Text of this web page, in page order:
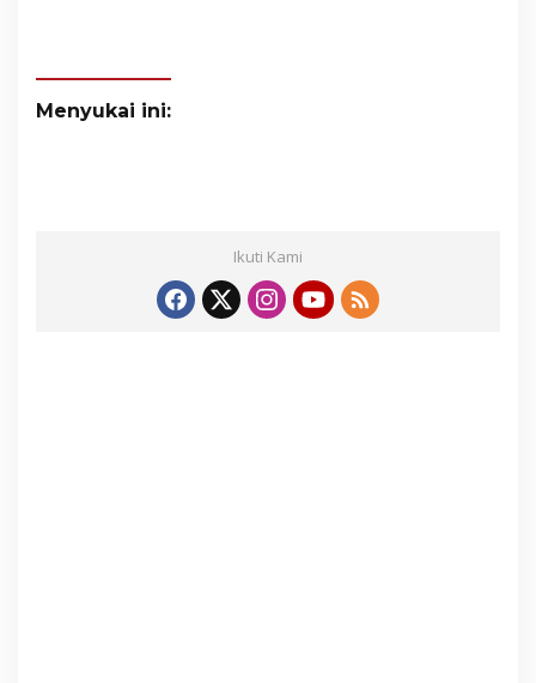
Menyukai ini:
Ikuti Kami